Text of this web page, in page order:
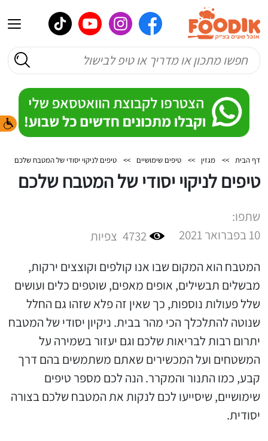
דף הבית >> מגזין >> טיפים שימושיים >> טיפים לניקוי יסודי של המטבח שלכם
טיפים לניקוי יסודי של המטבח שלכם
שתפו:
10 בפברואר 2021
4732 צפיות
המטבח הוא המקום שבו אנו קולפים וקוצצים ירקות,
מבשלים תבשילים, אופים מאפים, שוטפים כלים ועושים
שלל פעולות נוספות, כך שאין זה פלא שזהו גם החלל
שנוטה להתלכלך הכי מהר בבית. ניקיון יסודי של המטבח
יתרום רבות לבריאות שלכם וגם יעזור בשמירה על
המשטחים ועל המכשירים שאתם משתמשים בהם דרך
קבע, כמו התנור והמקרר. הנה לכם מספר טיפים
שימושיים, שיסייעו לכם לנקות את המטבח שלכם בצורה
יסודית.